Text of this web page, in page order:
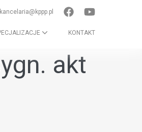
kancelaria@kppp.pl
KONTAKT
akt